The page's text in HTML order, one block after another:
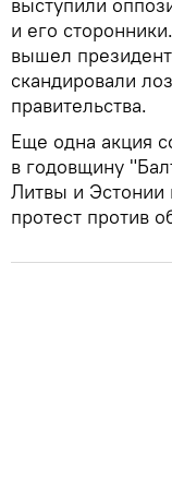
и его
вышел
скандировали
правительства.
Еще одна акция
в годовщину
Литвы и Эстонии
протест против